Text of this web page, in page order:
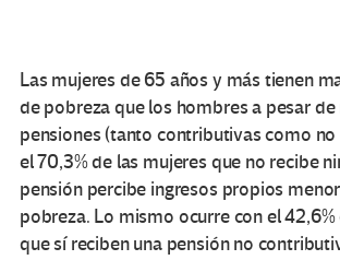
Las mujeres de 65 años y más tienen
de pobreza que los hombres a pesar
pensiones (tanto contributivas como
el 70,3% de las mujeres que no recibe
pensión percibe ingresos propios
pobreza. Lo mismo ocurre con el 42,6%
que sí reciben una pensión no